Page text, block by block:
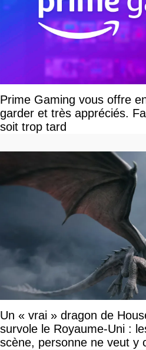
Prime Gaming vous offre
garder et très appréciés.
soit trop tard
Un « vrai » dragon de
survole le Royaume-Uni :
scène, personne ne veut y